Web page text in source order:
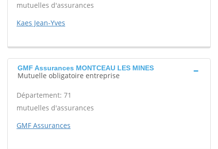
mutuelles d'assurances
Kaes Jean-Yves
GMF Assurances MONTCEAU LES MINES
Mutuelle obligatoire entreprise
Département: 71
mutuelles d'assurances
GMF Assurances